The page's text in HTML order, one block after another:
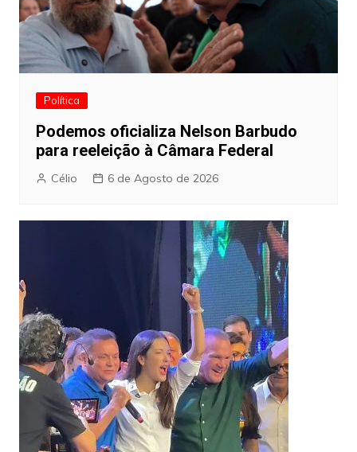
Política
Podemos oficializa Nelson Barbudo
para reeleição à Câmara Federal
Célio 6 de Agosto de 2026